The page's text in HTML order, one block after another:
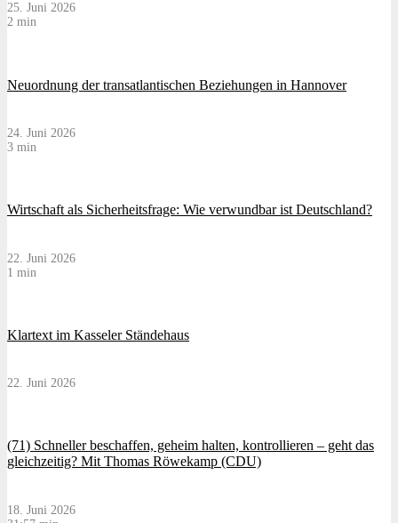
25. Juni 2026
2 min
Neuordnung der transatlantischen Beziehungen in Hannover
24. Juni 2026
3 min
Wirtschaft als Sicherheitsfrage: Wie verwundbar ist Deutschland?
22. Juni 2026
1 min
Klartext im Kasseler Ständehaus
22. Juni 2026
(71) Schneller beschaffen, geheim halten, kontrollieren – geht das
gleichzeitig? Mit Thomas Röwekamp (CDU)
18. Juni 2026